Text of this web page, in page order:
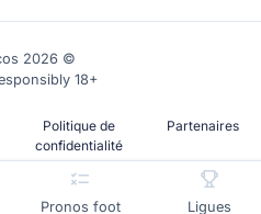
Pronos foot Ligues
2026 ©
18+
Politique de
confidentialité
Partenaires